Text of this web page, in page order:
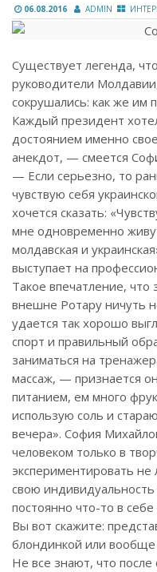
06.08.2016 ADMIN
Существует легенда,
руководители
сокрушались: как же им
Каждый президент
достоянием именно
анекдот, — смеется
— Если серьезно, то
чувствую себя
хочется сказать:
мне одновременно
молдавская и
выступает на
Такое впечатление, что
внешне Ротару ничуть
удается так хорошо
спорт и правильный
заниматься на
массаж, — признается
питанием, ем много
использую соль и
вечера». София
человеком только в
экспериментировать
свою
постоянно что-то в
Вы вот скажите:
блондинкой или вообще
Не все знают, что после